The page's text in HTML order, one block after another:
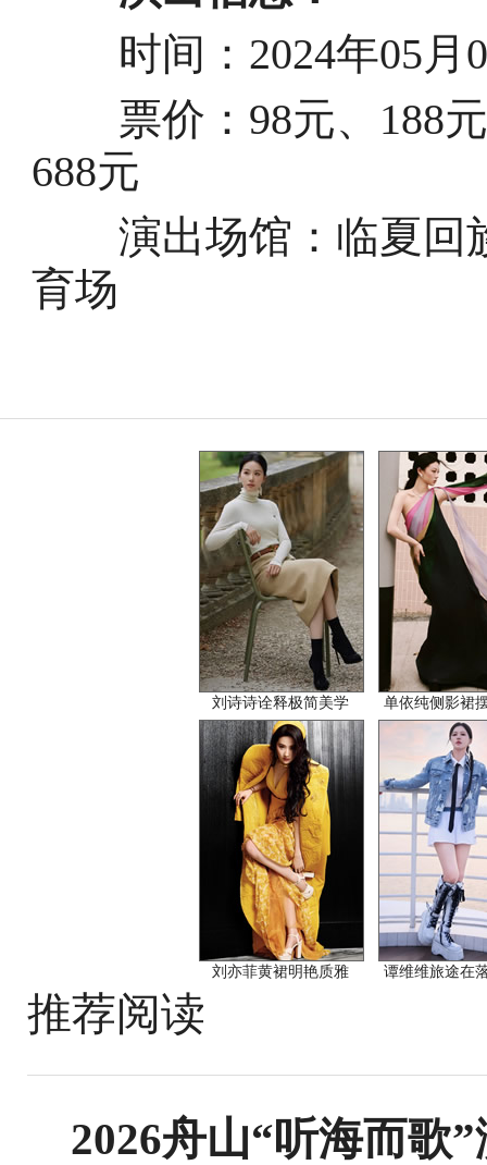
时间：2024年05月
票价：98元、188元
688元
演出场馆：临夏回
育场
刘诗诗诠释极简美学 单依纯侧影裙
刘亦菲黄裙明艳质雅 谭维维旅途在
推荐阅读
2026舟山“听海而歌